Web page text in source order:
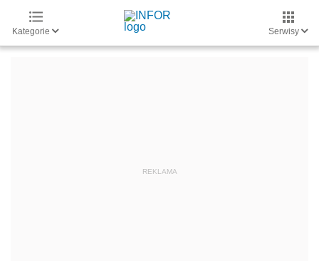
Kategorie Serwisy